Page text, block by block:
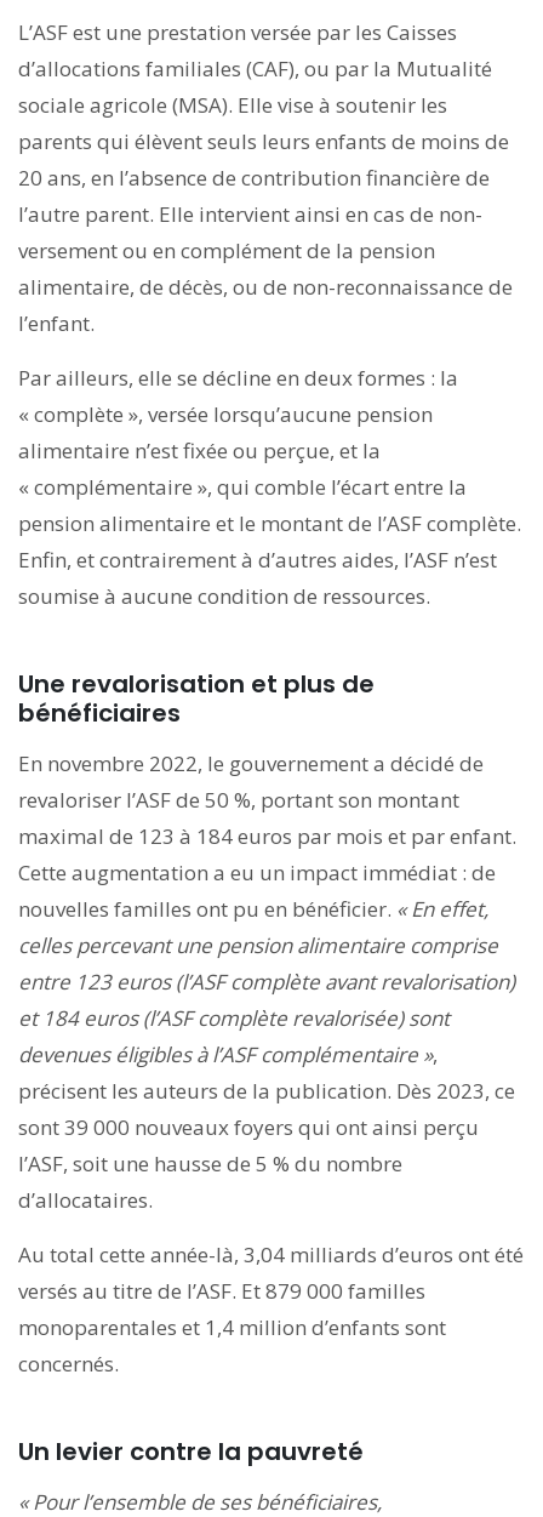
L’ASF est une prestation versée par les Caisses
d’allocations familiales (CAF), ou par la Mutualité
sociale agricole (MSA). Elle vise à soutenir les
parents qui élèvent seuls leurs enfants de moins de
20 ans, en l’absence de contribution financière de
l’autre parent. Elle intervient ainsi en cas de non-
versement ou en complément de la pension
alimentaire, de décès, ou de non-reconnaissance de
l’enfant.
Par ailleurs, elle se décline en deux formes : la
« complète », versée lorsqu’aucune pension
alimentaire n’est fixée ou perçue, et la
« complémentaire », qui comble l’écart entre la
pension alimentaire et le montant de l’ASF complète.
Enfin, et contrairement à d’autres aides, l’ASF n’est
soumise à aucune condition de ressources.
Une revalorisation et plus de
bénéficiaires
En novembre 2022, le gouvernement a décidé de
revaloriser l’ASF de 50 %, portant son montant
maximal de 123 à 184 euros par mois et par enfant.
Cette augmentation a eu un impact immédiat : de
nouvelles familles ont pu en bénéficier. « En effet,
celles percevant une pension alimentaire comprise
entre 123 euros (l’ASF complète avant revalorisation)
et 184 euros (l’ASF complète revalorisée) sont
devenues éligibles à l’ASF complémentaire »,
précisent les auteurs de la publication. Dès 2023, ce
sont 39 000 nouveaux foyers qui ont ainsi perçu
l’ASF, soit une hausse de 5 % du nombre
d’allocataires.
Au total cette année-là, 3,04 milliards d’euros ont été
versés au titre de l’ASF. Et 879 000 familles
monoparentales et 1,4 million d’enfants sont
concernés.
Un levier contre la pauvreté
« Pour l’ensemble de ses bénéficiaires,